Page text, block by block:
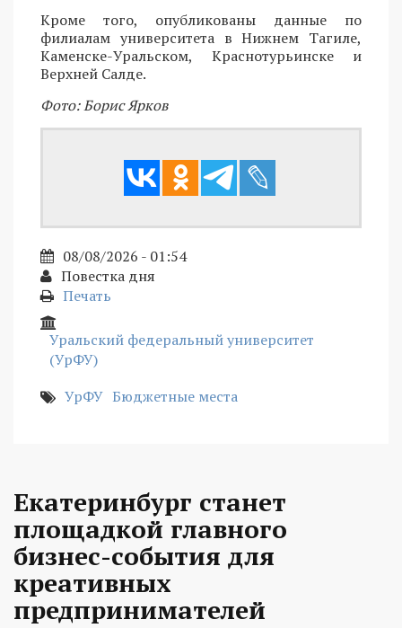
Кроме того, опубликованы данные по
филиалам университета в Нижнем Тагиле,
Каменске-Уральском, Краснотурьинске и
Верхней Салде.
Фото: Борис Ярков
08/08/2026 - 01:54
Повестка дня
Печать
Уральский федеральный университет
(УрФУ)
УрФУ Бюджетные места
Екатеринбург станет
площадкой главного
бизнес-события для
креативных
предпринимателей